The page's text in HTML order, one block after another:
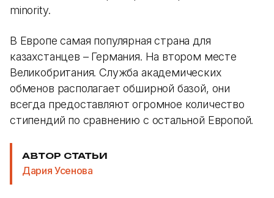
minority.
В Европе самая популярная страна для
казахстанцев – Германия. На втором месте
Великобритания. Служба академических
обменов располагает обширной базой, они
всегда предоставляют огромное количество
стипендий по сравнению с остальной Европой.
АВТОР СТАТЬИ
Дария Усенова